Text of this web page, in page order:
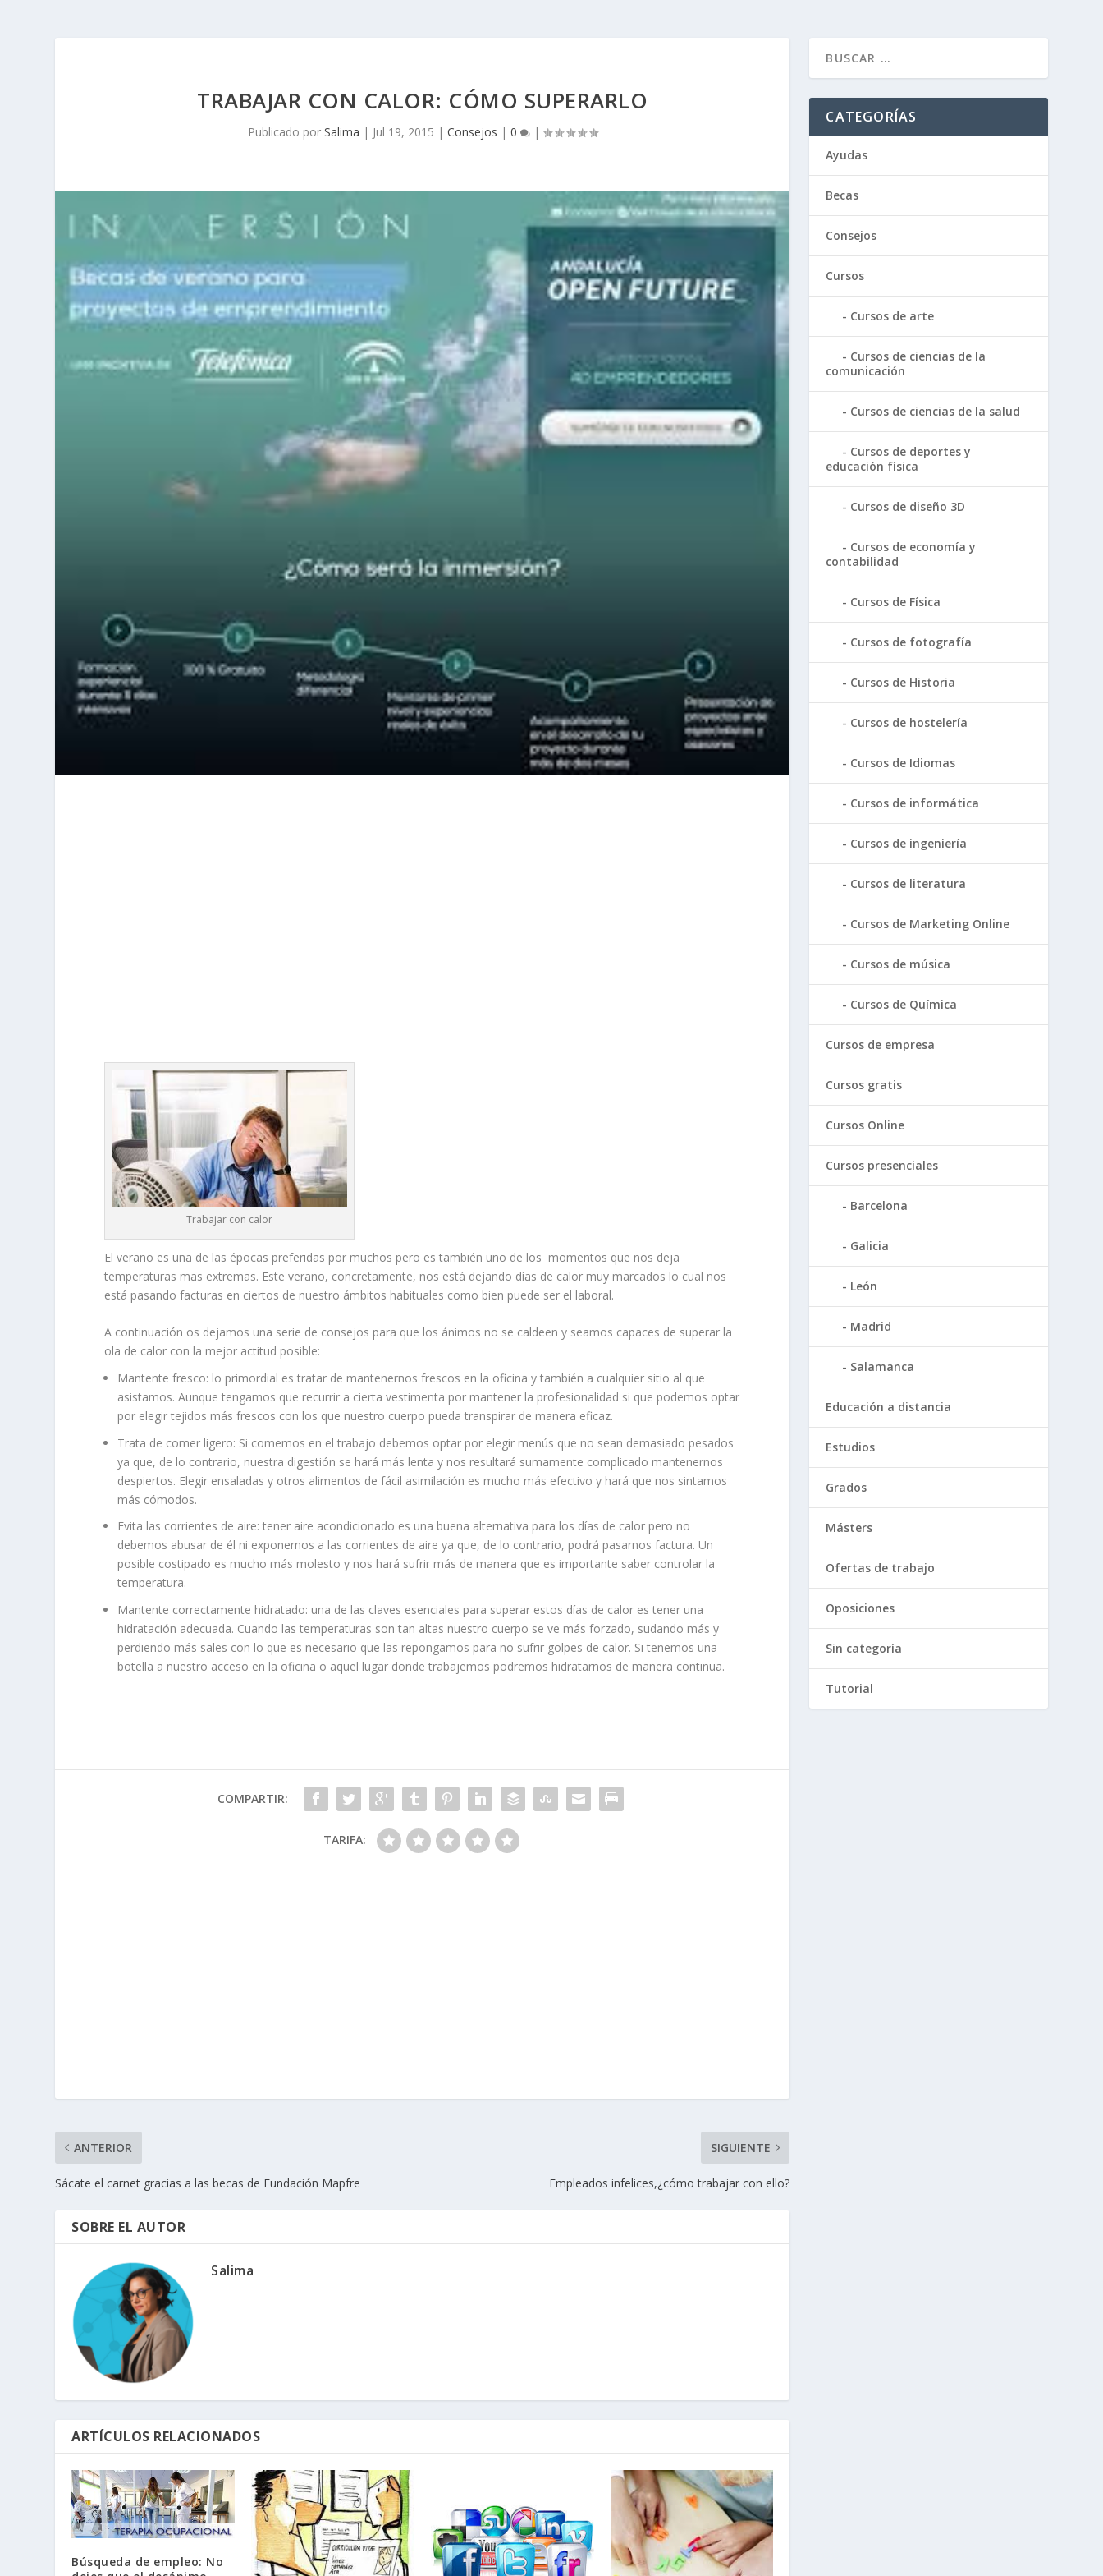
TRABAJAR CON CALOR: CÓMO SUPERARLO
Publicado por Salima | Jul 19, 2015 | Consejos | 0 |
Trabajar con calor
El verano es una de las épocas preferidas por muchos pero es también uno de los momentos que nos deja
temperaturas mas extremas. Este verano, concretamente, nos está dejando días de calor muy marcados lo cual nos
está pasando facturas en ciertos de nuestro ámbitos habituales como bien puede ser el laboral.
A continuación os dejamos una serie de consejos para que los ánimos no se caldeen y seamos capaces de superar la
ola de calor con la mejor actitud posible:
Mantente fresco: lo primordial es tratar de mantenernos frescos en la oficina y también a cualquier sitio al que
asistamos. Aunque tengamos que recurrir a cierta vestimenta por mantener la profesionalidad si que podemos optar
por elegir tejidos más frescos con los que nuestro cuerpo pueda transpirar de manera eficaz.
Trata de comer ligero: Si comemos en el trabajo debemos optar por elegir menús que no sean demasiado pesados
ya que, de lo contrario, nuestra digestión se hará más lenta y nos resultará sumamente complicado mantenernos
despiertos. Elegir ensaladas y otros alimentos de fácil asimilación es mucho más efectivo y hará que nos sintamos
más cómodos.
Evita las corrientes de aire: tener aire acondicionado es una buena alternativa para los días de calor pero no
debemos abusar de él ni exponernos a las corrientes de aire ya que, de lo contrario, podrá pasarnos factura. Un
posible costipado es mucho más molesto y nos hará sufrir más de manera que es importante saber controlar la
temperatura.
Mantente correctamente hidratado: una de las claves esenciales para superar estos días de calor es tener una
hidratación adecuada. Cuando las temperaturas son tan altas nuestro cuerpo se ve más forzado, sudando más y
perdiendo más sales con lo que es necesario que las repongamos para no sufrir golpes de calor. Si tenemos una
botella a nuestro acceso en la oficina o aquel lugar donde trabajemos podremos hidratarnos de manera continua.
COMPARTIR:
TARIFA:
ANTERIOR
Sácate el carnet gracias a las becas de Fundación Mapfre
SIGUIENTE
Empleados infelices,¿cómo trabajar con ello?
SOBRE EL AUTOR
Salima
ARTÍCULOS RELACIONADOS
Búsqueda de empleo: No
CATEGORÍAS
Ayudas
Becas
Consejos
Cursos
Cursos de arte
Cursos de ciencias de la
comunicación
Cursos de ciencias de la salud
Cursos de deportes y
educación física
Cursos de diseño 3D
Cursos de economía y
contabilidad
Cursos de Física
Cursos de fotografía
Cursos de Historia
Cursos de hostelería
Cursos de Idiomas
Cursos de informática
Cursos de ingeniería
Cursos de literatura
Cursos de Marketing Online
Cursos de música
Cursos de Química
Cursos de empresa
Cursos gratis
Cursos Online
Cursos presenciales
Barcelona
Galicia
León
Madrid
Salamanca
Educación a distancia
Estudios
Grados
Másters
Ofertas de trabajo
Oposiciones
Sin categoría
Tutorial